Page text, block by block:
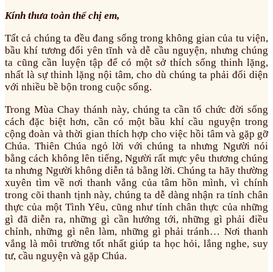
Kính thưa toàn thể chị em,
Tất cả chúng ta đều đang sống trong không gian của tu viện,
bầu khí tương đối yên tĩnh và dễ cầu nguyện, nhưng chúng
ta cũng cần luyện tập để có một sở thích sống thinh lặng,
nhất là sự thinh lặng nội tâm, cho dù chúng ta phải đối diện
với nhiều bề bộn trong cuộc sống.
Trong Mùa Chay thánh này, chúng ta cần tổ chức đời sống
cách đặc biệt hơn, cần có một bầu khí cầu nguyện trong
cộng đoàn và thời gian thích hợp cho việc hồi tâm và gặp gỡ
Chúa. Thiên Chúa ngỏ lời với chúng ta nhưng Người nói
bằng cách không lên tiếng, Người rất mực yêu thương chúng
ta nhưng Người không diễn tả bằng lời. Chúng ta hãy thường
xuyên tìm về nơi thanh vắng của tâm hồn mình, vì chính
trong cõi thanh tịnh này, chúng ta dễ dàng nhận ra tính chân
thực của một Tình Yêu, cũng như tính chân thực của những
gì đã diễn ra, những gì cần hướng tới, những gì phải điều
chỉnh, những gì nên làm, những gì phải tránh… Nơi thanh
vắng là môi trường tốt nhất giúp ta học hỏi, lắng nghe, suy
tư, cầu nguyện và gặp Chúa.